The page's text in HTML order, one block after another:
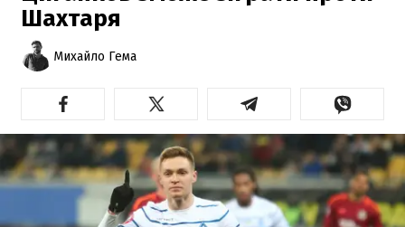
Шахтаря
Михайло Гема